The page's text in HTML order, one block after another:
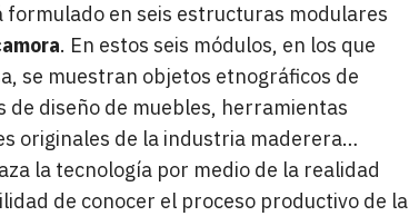
en seis estructuras modulares
. En estos seis módulos, en los que
se muestran objetos etnográficos de
diseño de muebles, herramientas
originales de la industria maderera…
la tecnología por medio de la realidad
de conocer el proceso productivo de la